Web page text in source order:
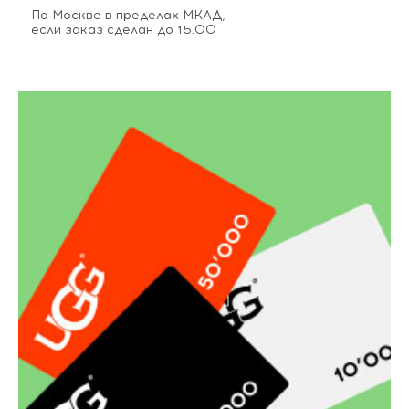
По Москве в пределах МКАД,
если заказ сделан до 15.00